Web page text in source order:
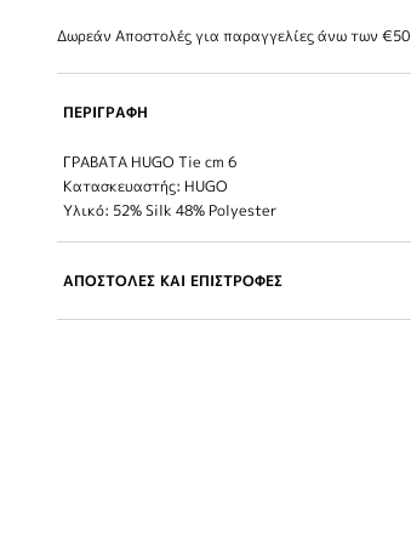
Δωρεάν Αποστολές για παραγγελίες άνω των €50
ΠΕΡΙΓΡΑΦΗ
ΓΡΑΒΑΤΑ HUGO Tie cm 6
Κατασκευαστής: HUGO
Υλικό: 52% Silk 48% Polyester
ΑΠΟΣΤΟΛΕΣ ΚΑΙ ΕΠΙΣΤΡΟΦΕΣ